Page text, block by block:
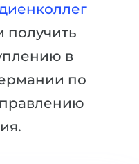
поступают
получить
в
по